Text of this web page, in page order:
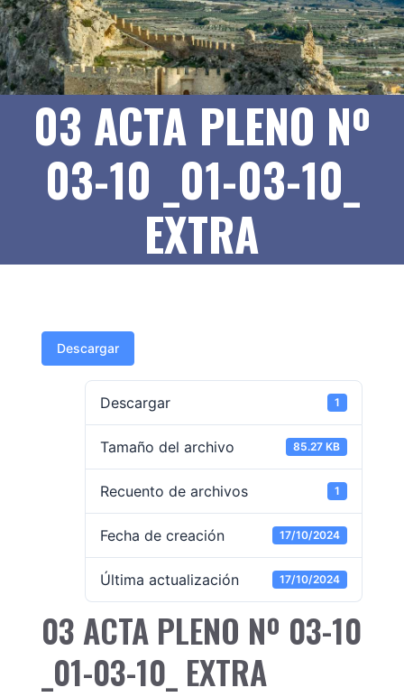
03 ACTA PLENO Nº
03-10 _01-03-10_
EXTRA
Descargar
Descargar 1
Tamaño del archivo 85.27 KB
Recuento de archivos 1
Fecha de creación 17/10/2024
Última actualización 17/10/2024
03 ACTA PLENO Nº 03-10
_01-03-10_ EXTRA